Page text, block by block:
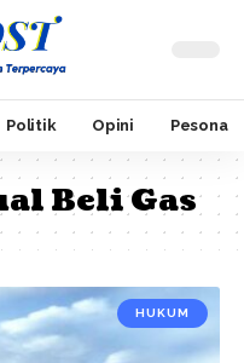
Politik Opini Pesona
Beli Gas
HUKUM